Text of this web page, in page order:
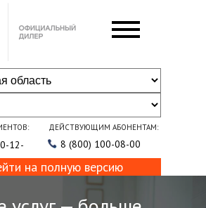
8 (800) 100-08-00
ДЕЙСТВУЮЩИМ АБОНЕНТАМ:
на полную версию
12-